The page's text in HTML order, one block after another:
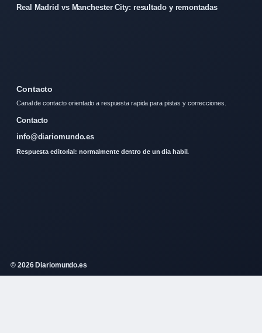
Real Madrid vs Manchester City: resultado y remontadas
Contacto
Canal de contacto orientado a respuesta rapida para pistas y correcciones.
Contacto
info@diariomundo.es
Respuesta editorial: normalmente dentro de un dia habil.
© 2026 Diariomundo.es